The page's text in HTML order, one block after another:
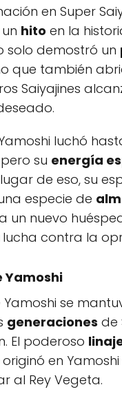
en Super
hito en la
solo demostró un
que también
Saiyajines
luchó
su energía
de eso, su
especie de
un nuevo
contra la
Yamoshi
se
generaciones de
El poderoso
originó en
al Rey Vegeta.